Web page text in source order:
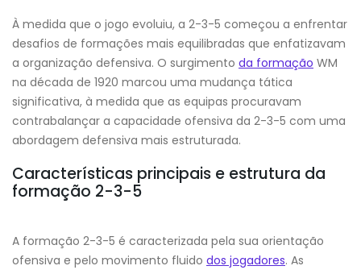
À medida que o jogo evoluiu, a 2-3-5 começou a enfrentar
desafios de formações mais equilibradas que enfatizavam
a organização defensiva. O surgimento da formação WM
na década de 1920 marcou uma mudança tática
significativa, à medida que as equipas procuravam
contrabalançar a capacidade ofensiva da 2-3-5 com uma
abordagem defensiva mais estruturada.
Características principais e estrutura da
formação 2-3-5
A formação 2-3-5 é caracterizada pela sua orientação
ofensiva e pelo movimento fluido dos jogadores. As